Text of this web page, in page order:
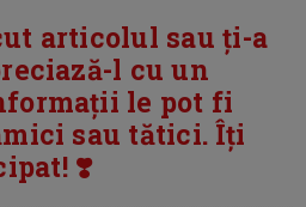
articolul sau ți-a
l cu un
le pot fi
sau tătici. Îți
❣️